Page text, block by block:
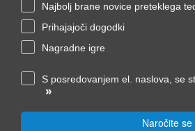
Najbolj brane novice preteklega
Prihajajoči dogodki
Nagradne igre
S posredovanjem el. naslova, se
»
Naročite se